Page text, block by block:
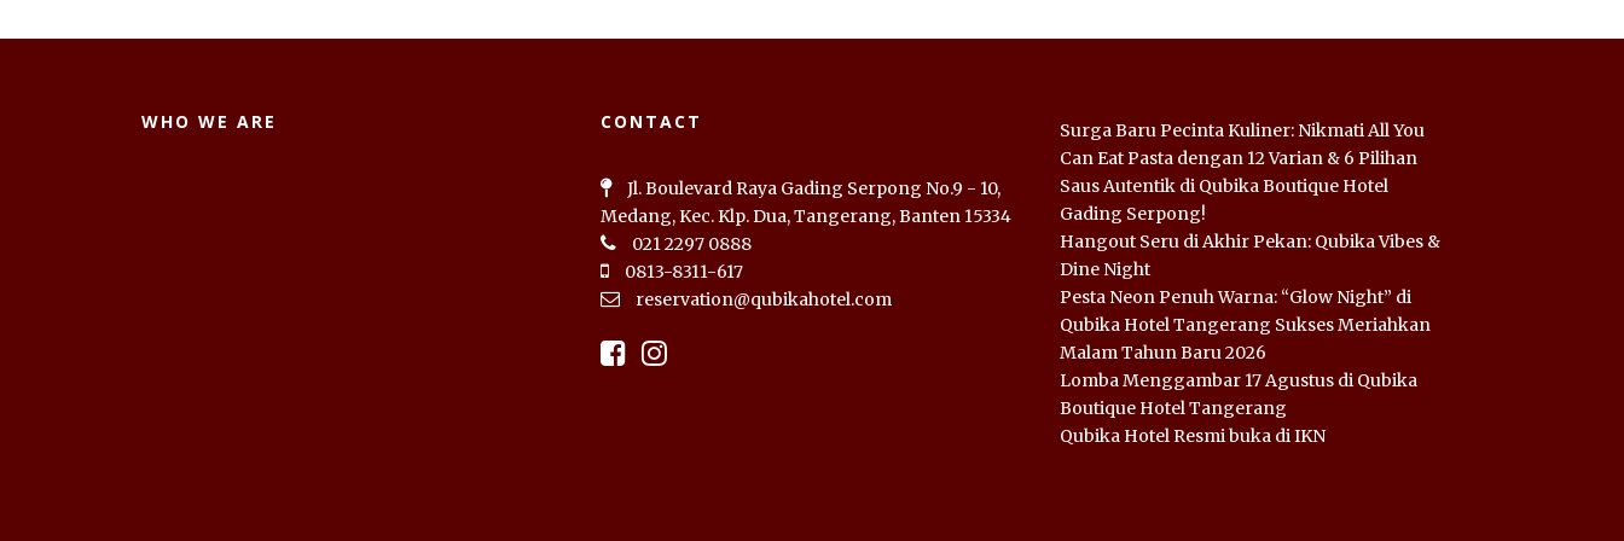
WHO WE ARE CONTACT
Jl. Boulevard Raya Gading Serpong No.9 - 10,
Medang, Kec. Klp. Dua, Tangerang, Banten 15334
021 2297 0888
0813-8311-617
reservation@qubikahotel.com
Surga Baru Pecinta Kuliner: Nikmati All You
Can Eat Pasta dengan 12 Varian & 6 Pilihan
Saus Autentik di Qubika Boutique Hotel
Gading Serpong!
Hangout Seru di Akhir Pekan: Qubika Vibes &
Dine Night
Pesta Neon Penuh Warna: “Glow Night” di
Qubika Hotel Tangerang Sukses Meriahkan
Malam Tahun Baru 2026
Lomba Menggambar 17 Agustus di Qubika
Boutique Hotel Tangerang
Qubika Hotel Resmi buka di IKN